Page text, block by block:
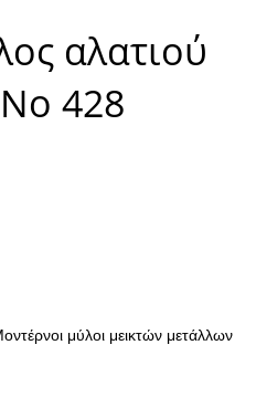
αλατιού
428
μύλοι μεικτών μετάλλων